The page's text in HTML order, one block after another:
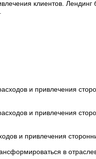
клиентов. Лендинг
и привлечения
и привлечения
и привлечения
в